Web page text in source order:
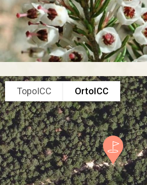
TopoICC OrtoICC